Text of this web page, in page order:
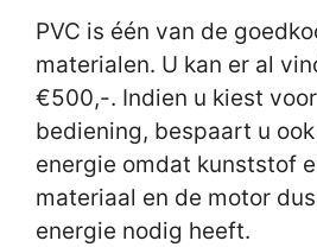
PVC is één van de
materialen. U kan er al
€500,-. Indien u kiest
bediening, bespaart u
energie omdat kunststof
materiaal en de motor
energie nodig heeft.